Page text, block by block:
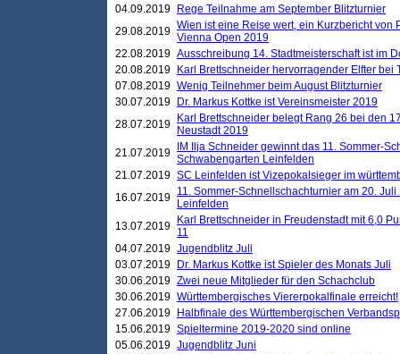
04.09.2019
Rege Teilnahme am September Blitzturnier
29.08.2019 Wien ist eine Reise wert, ein Kurzbericht von
Vienna Open 2019
22.08.2019 Ausschreibung 14. Stadtmeisterschaft ist im
20.08.2019
Karl Brettschneider hervorragender Elfter bei
07.08.2019 Wenig Teilnehmer beim August Blitzturnier
30.07.2019
Dr. Markus Kottke ist Vereinsmeister 2019
28.07.2019
Karl Brettschneider belegt Rang 26 bei den
Neustadt 2019
21.07.2019
IM Ilja Schneider gewinnt das 11. Sommer-
Schwabengarten Leinfelden
21.07.2019 SC Leinfelden ist Vizepokalsieger im
16.07.2019 11. Sommer-Schnellschachturnier am 20.
Leinfelden
13.07.2019
Karl Brettschneider in Freudenstadt mit 6,0
11
04.07.2019 Jugendblitz Juli
03.07.2019
Dr. Markus Kottke ist Spieler des Monats Juli
30.06.2019 Zwei neue Mitglieder für den Schachclub
30.06.2019 Württembergisches Viererpokalfinale erreicht!
27.06.2019
Halbfinale des Württembergischen
15.06.2019 Spieltermine 2019-2020 sind online
05.06.2019 Jugendblitz Juni